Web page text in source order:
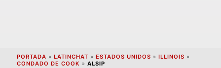
PORTADA » LATINCHAT » ESTADOS UNIDOS » ILLINOIS »
CONDADO DE COOK » ALSIP